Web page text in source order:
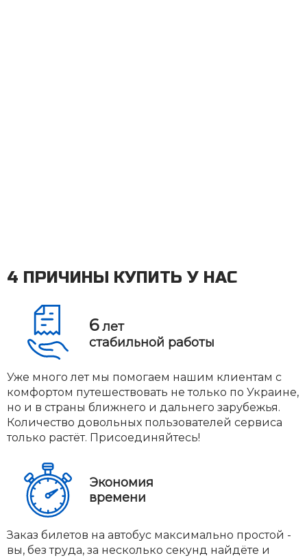
4 ПРИЧИНЫ КУПИТЬ У НАС
6лет
стабильной работы
Уже много лет мы помогаем нашим клиентам с
комфортом путешествовать не только по Украине,
но и в страны ближнего и дальнего зарубежья.
Количество довольных пользователей сервиса
только растёт. Присоединяйтесь!
Экономия
времени
Заказ билетов на автобус максимально простой -
вы, без труда, за несколько секунд найдёте и